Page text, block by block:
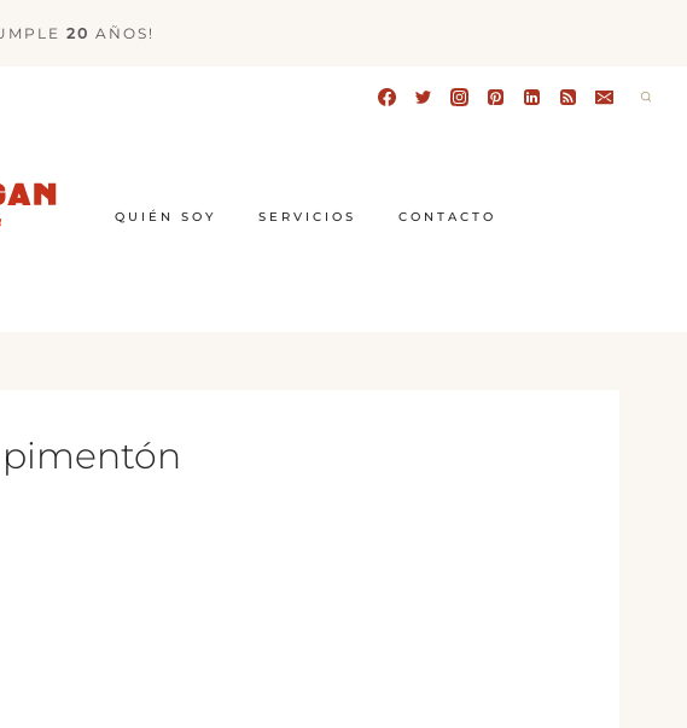
20 AÑOS!
QUIÉN SOY SERVICIOS CONTACTO
pimentón